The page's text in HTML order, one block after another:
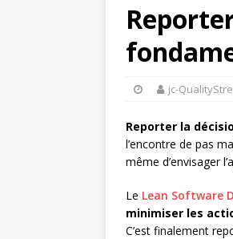
jc-
Reporter la
l’encontre de pas
même d’envisager
Le Lean Software
minimiser les
C’est finalement